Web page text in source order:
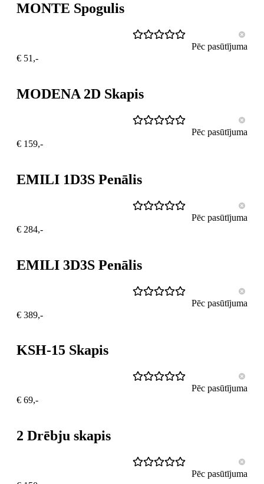
MONTE Spogulis
Pēc pasūtījuma
€ 51,-
MODENA 2D Skapis
Pēc pasūtījuma
€ 159,-
EMILI 1D3S Penālis
Pēc pasūtījuma
€ 284,-
EMILI 3D3S Penālis
Pēc pasūtījuma
€ 389,-
KSH-15 Skapis
Pēc pasūtījuma
€ 69,-
2 Drēbju skapis
Pēc pasūtījuma